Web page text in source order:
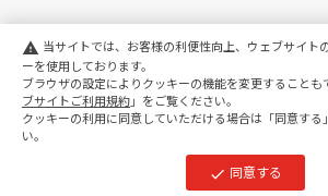
PC ス
copyright KENKO Mayonnaise Co.,Ltd.All
warning 当サイトでは、お客様の利便性向上、ウェブサイト
ーを使用しております。
ブラウザの設定によりクッキーの機能を変更することも
ブサイトご利用規約」をご覧ください。
クッキーの利用に同意していただける場合は「同意する
い。
check 同意する